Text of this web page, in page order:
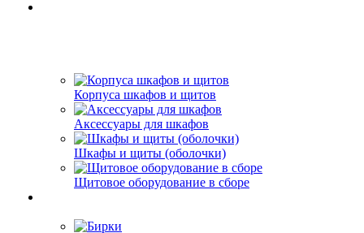
Корпуса шкафов и щитов
Аксессуары для шкафов
Шкафы и щиты (оболочки)
Щитовое оборудование в сборе